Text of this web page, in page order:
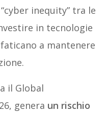
inequity” tra le
in tecnologie
a mantenere
il Global
genera un rischio